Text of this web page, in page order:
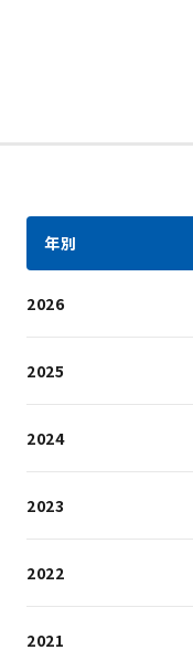
年別
2026
2025
2024
2023
2022
2021